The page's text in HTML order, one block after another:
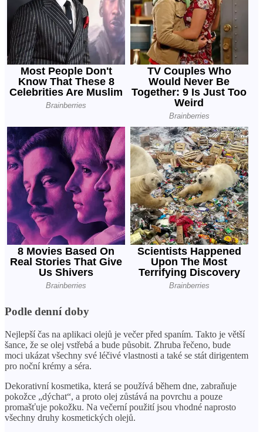
Podle denní doby
Nejlepší čas na aplikaci olejů je večer před spaním. Takto je větší
šance, že se olej vstřebá a bude působit. Zhruba řečeno, bude
moci ukázat všechny své léčivé vlastnosti a také se stát dirigentem
pro noční krémy a séra.
Dekorativní kosmetika, která se používá během dne, zabraňuje
pokožce „dýchat“, a proto olej zůstává na povrchu a pouze
promašťuje pokožku. Na večerní použití jsou vhodné naprosto
všechny druhy kosmetických olejů.